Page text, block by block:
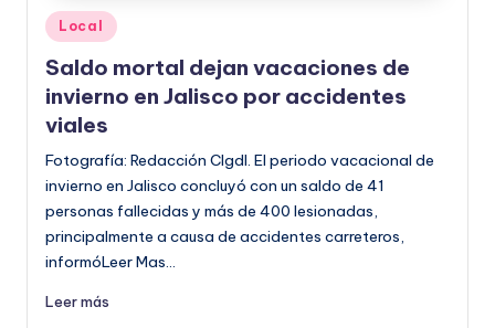
o
r
m
a
ti
v
a
Publicado
en
Local
Saldo mortal dejan vacaciones de
invierno en Jalisco por accidentes
viales
Fotografía: Redacción CIgdl. El periodo vacacional de
invierno en Jalisco concluyó con un saldo de 41
personas fallecidas y más de 400 lesionadas,
principalmente a causa de accidentes carreteros,
informóLeer Mas…
Leer más